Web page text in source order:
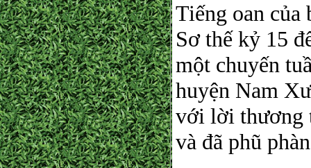
Tiếng oan
Sơ thế kỷ 15
một chuyến
huyện Nam
với lời thương
và đã phũ